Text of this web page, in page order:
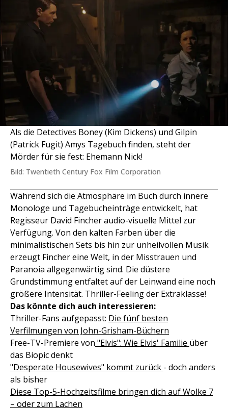
Als die Detectives Boney (Kim Dickens) und Gilpin
(Patrick Fugit) Amys Tagebuch finden, steht der
Mörder für sie fest: Ehemann Nick!
Bild: Twentieth Century Fox Film Corporation
Während sich die Atmosphäre im Buch durch innere
Monologe und Tagebucheinträge entwickelt, hat
Regisseur David Fincher audio-visuelle Mittel zur
Verfügung. Von den kalten Farben über die
minimalistischen Sets bis hin zur unheilvollen Musik
erzeugt Fincher eine Welt, in der Misstrauen und
Paranoia allgegenwärtig sind. Die düstere
Grundstimmung entfaltet auf der Leinwand eine noch
größere Intensität. Thriller-Feeling der Extraklasse!
Das könnte dich auch interessieren:
Thriller-Fans aufgepasst: Die fünf besten
Verfilmungen von John-Grisham-Büchern
Free-TV-Premiere von "Elvis": Wie Elvis' Familie über
das Biopic denkt
"Desperate Housewives" kommt zurück - doch anders
als bisher
Diese Top-5-Hochzeitsfilme bringen dich auf Wolke 7
– oder zum Lachen